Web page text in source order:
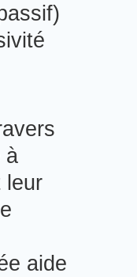
à
leur
aide